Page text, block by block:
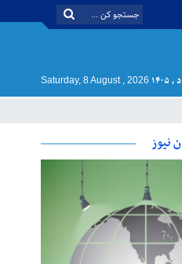
Saturday, 8 August , 2026
نیوز